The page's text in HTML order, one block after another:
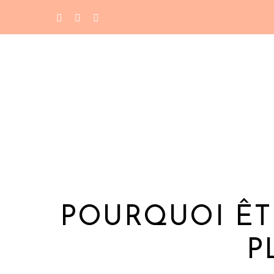
POURQUOI